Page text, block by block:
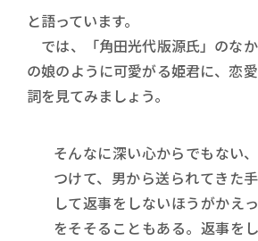
と語っています。
では、「角田光代版源氏」のな
の娘のように可愛がる姫君に、恋
詞を見てみましょう。
そんなに深い心からでもない
つけて、男から送られてきた
して返事をしないほうがかえ
をそそることもある。返事を